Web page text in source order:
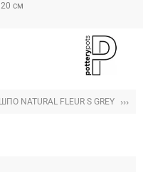
см
NATURAL FLEUR S GREY ›››